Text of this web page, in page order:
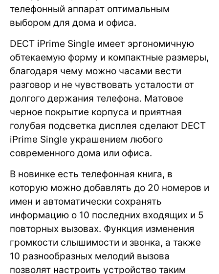
телефонный аппарат оптимальным
выбором для дома и офиса.
DECT iPrime Single имеет эргономичную
обтекаемую форму и компактные размеры,
благодаря чему можно часами вести
разговор и не чувствовать усталости от
долгого держания телефона. Матовое
черное покрытие корпуса и приятная
голубая подсветка дисплея сделают DECT
iPrime Single украшением любого
современного дома или офиса.
В новинке есть телефонная книга, в
которую можно добавлять до 20 номеров и
имен и автоматически сохранять
информацию о 10 последних входящих и 5
повторных вызовах. Функция изменения
громкости слышимости и звонка, а также
10 разнообразных мелодий вызова
позволят настроить устройство таким